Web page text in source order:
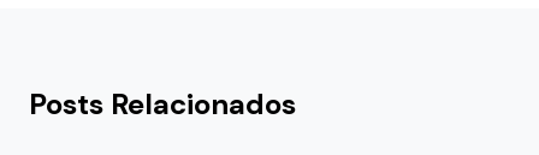
Posts Relacionados